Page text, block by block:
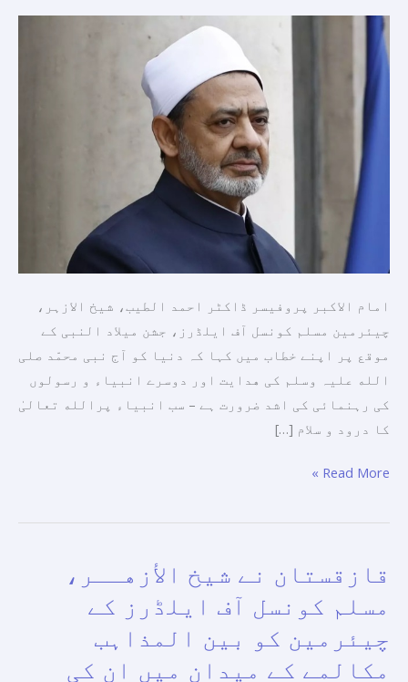
امام الاکبر پروفیسر ڈاکٹر احمد الطیب، شیخ الازہر،
چیئرمین مسلم کونسل آف ایلڈرز، جشن میلاد النبی کے
موقع پر اپنے خطاب میں کہا کہ دنیا کو آج نبی محمّد صلی
الله علیہ وسلم کی هدايت اور دوسرے انبیاء و رسولوں
کی رہنمائی کی اشد ضرورت ہے – سب انبیاء پرالله تعالیٰ
کا درود و سلام […]
آف
ایلڈرز،
جشن
میلاد
النبی
موقع
نبوت
محمدیہ
کی
تعلیمات
نجات
کا
راسته
"
Read More »
قازقستان نے شيخ الأزهــر،
مسلم کونسل آف ایلڈرز کے
چیئرمین کو بین المذاہب
مکالمے کے میدان میں ان کی
قازقستان
شيخ
الأزهــر،
مسلم